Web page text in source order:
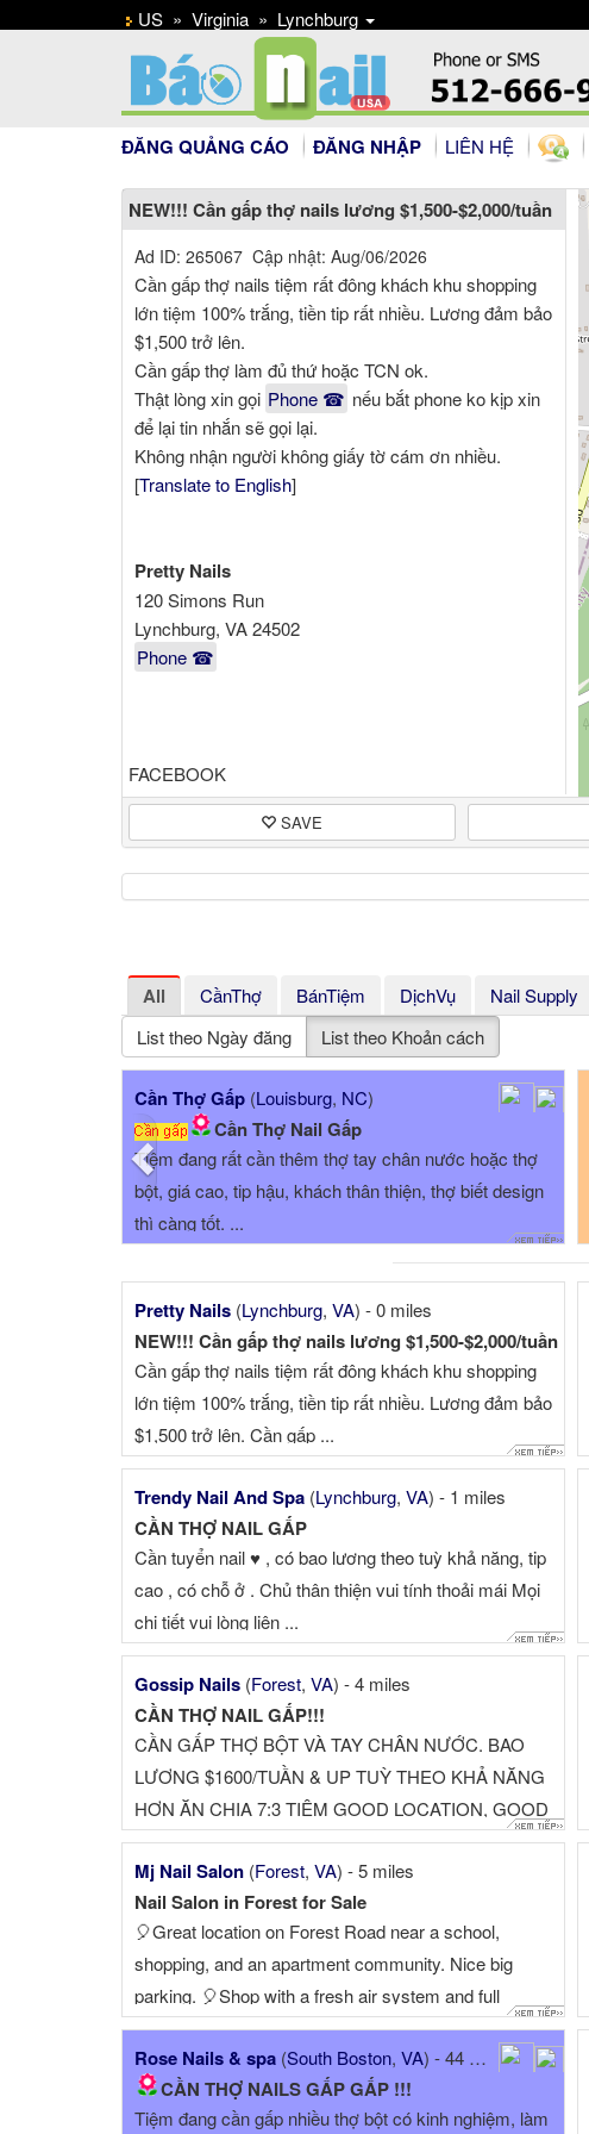
US » Virginia » Lynchburg
ĐĂNG QUẢNG CÁO ĐĂNG NHẬP LIÊN HỆ
NEW!!! Cần gấp thợ nails lương $1,500-$2,000/tuần
Ad ID: 265067 Cập nhật: Aug/06/2026
Cần gấp thợ nails tiệm rất đông khách khu shopping
lớn tiệm 100% trắng, tiền tip rất nhiều. Lương đảm bảo
$1,500 trở lên.
Cần gấp thợ làm đủ thứ hoặc TCN ok.
Thật lòng xin gọi Phone ☎ nếu bắt phone ko kịp xin
để lại tin nhắn sẽ gọi lại.
Không nhận người không giấy tờ cám ơn nhiều.
[Translate to English]
Pretty Nails
120 Simons Run
Lynchburg, VA 24502
Phone ☎
FACEBOOK
SAVE
All CầnThợ BánTiệm DịchVụ Nail Supply
List theo Ngày đăng
List theo Khoản cách
Cần Thợ Gấp (Louisburg, NC)
Cần Thợ Nail Gấp
Tiệm đang rất cần thêm thợ tay chân nước hoặc thợ
bột, giá cao, tip hậu, khách thân thiện, thợ biết design
thì càng tốt. ...
Previous
Pretty Nails (Lynchburg, VA) - 0 miles
NEW!!! Cần gấp thợ nails lương $1,500-$2,000/tuần
Cần gấp thợ nails tiệm rất đông khách khu shopping
lớn tiệm 100% trắng, tiền tip rất nhiều. Lương đảm bảo
$1,500 trở lên. Cần gấp ...
Trendy Nail And Spa (Lynchburg, VA) - 1 miles
CẦN THỢ NAIL GẤP
Cần tuyển nail ♥️ , có bao lương theo tuỳ khả năng, tip
cao , có chỗ ở . Chủ thân thiện vui tính thoải mái Mọi
chi tiết vui lòng liên ...
Gossip Nails (Forest, VA) - 4 miles
CẦN THỢ NAIL GẤP!!!
CẦN GẤP THỢ BỘT VÀ TAY CHÂN NƯỚC. BAO
LƯƠNG $1600/TUẦN & UP TUỲ THEO KHẢ NĂNG
HƠN ĂN CHIA 7:3 TIỆM GOOD LOCATION, GOOD
TIP. TIỆM KHÔNG TRỪ TIỀ...
Mj Nail Salon (Forest, VA) - 5 miles
Nail Salon in Forest for Sale
🎈Great location on Forest Road near a school,
shopping, and an apartment community. Nice big
parking. 🎈Shop with a fresh air system and full
supplies. High-end decoration, no repair needed. 🎈
Very stable customer base and walk-in customers,
easy to build ...
Rose Nails & spa (South Boston, VA) - 44 miles
CẦN THỢ NAILS GẤP GẤP !!!
Tiệm đang cần gấp nhiều thợ bột có kinh nghiệm, làm